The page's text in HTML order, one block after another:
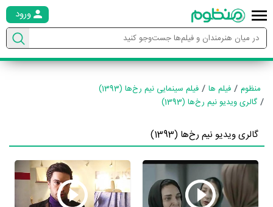
ورود
منظوم فیلم ها
فیلم سینمایی نیم‌ رخ‌ها (1393)
گالری ویدیو نیم‌ رخ‌ها (1393)
گالری ویدیو نیم‌ رخ‌ها (1393)